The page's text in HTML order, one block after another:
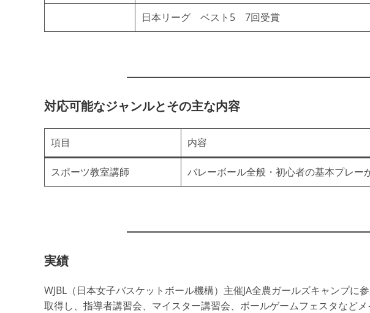
日本リーグ ベスト5 7回受賞
対応可能なジャンルとその主な内容
項目 内容
スポーツ教室講師 バレーボール全般・初心者の基本プレー
実績
WJBL（日本女子バスケットボール機構）主催JA全農ガールズキャンプ
取得し、指導者講習会、マイスター講習会、ボールゲームフェスタなど